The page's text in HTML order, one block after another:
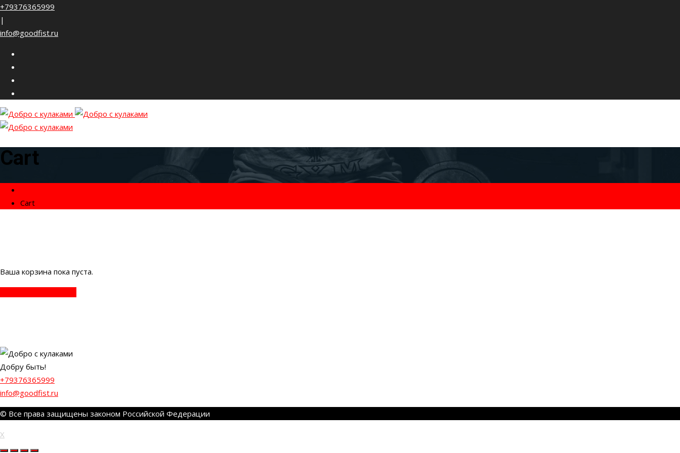
Skip
to
content
+79376365999
|
info@goodfist.ru
Cart
Cart
Ваша корзина пока пуста.
Добру быть!
+79376365999
info@goodfist.ru
© Все права защищены законом Российской Федерации
X